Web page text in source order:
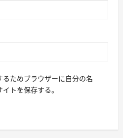
ためブラウザーに自分の名
トを保存する。